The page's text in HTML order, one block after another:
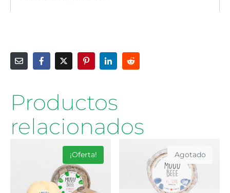
Productos
relacionados
¡Oferta! Agotado